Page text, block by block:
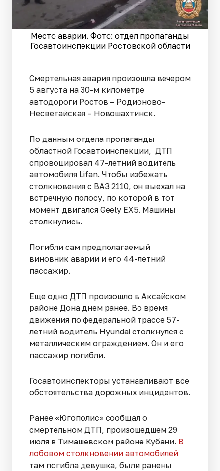
Место аварии. Фото: отдел пропаганды
Госавтоинспекции Ростовской области
Смертельная авария произошла вечером
5 августа на 30-м километре
автодороги Ростов – Родионово-
Несветайская – Новошахтинск.
По данным отдела пропаганды
областной Госавтоинспекции, ДТП
спровоцировал 47-летний водитель
автомобиля Lifan. Чтобы избежать
столкновения с ВАЗ 2110, он выехал на
встречную полосу, по которой в тот
момент двигался Geely EX5. Машины
столкнулись.
Погибли сам предполагаемый
виновник аварии и его 44-летний
пассажир.
Еще одно ДТП произошло в Аксайском
районе Дона днем ранее. Во время
движения по федеральной трассе 57-
летний водитель Hyundai столкнулся с
металлическим ограждением. Он и его
пассажир погибли.
Госавтоинспекторы устанавливают все
обстоятельства дорожных инцидентов.
Ранее «Югополис» сообщал о
смертельном ДТП, произошедшем 29
июля в Тимашевском районе Кубани. В
лобовом столкновении автомобилей
там погибла девушка, были ранены